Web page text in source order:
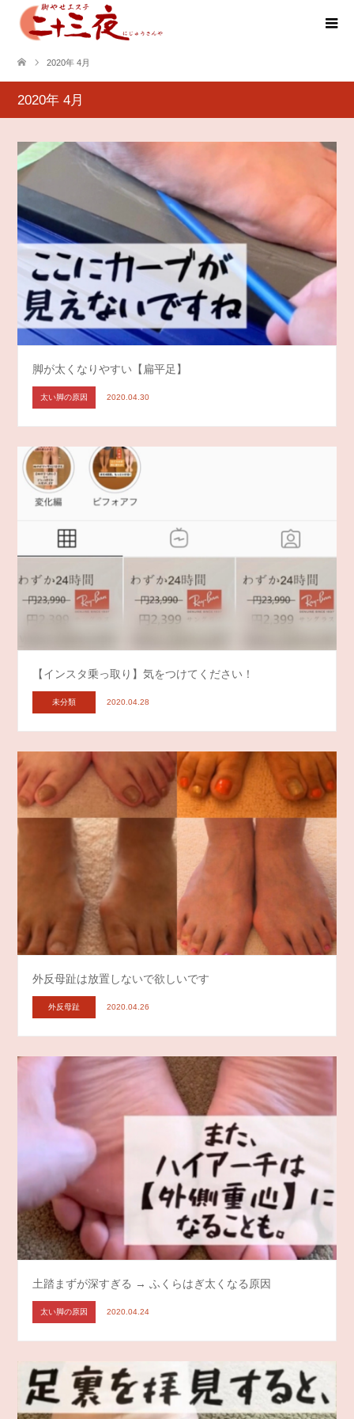
2020年 4月
2020年 4月
脚が太くなりやすい【扁平足】
太い脚の原因 2020.04.30
【インスタ乗っ取り】気をつけてください！
未分類 2020.04.28
外反母趾は放置しないで欲しいです
外反母趾 2020.04.26
土踏まずが深すぎる → ふくらはぎ太くなる原因
太い脚の原因 2020.04.24